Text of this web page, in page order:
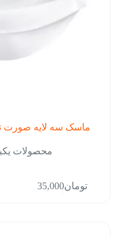
ماسک سه لایه صورت
محصولات
تومان35,000